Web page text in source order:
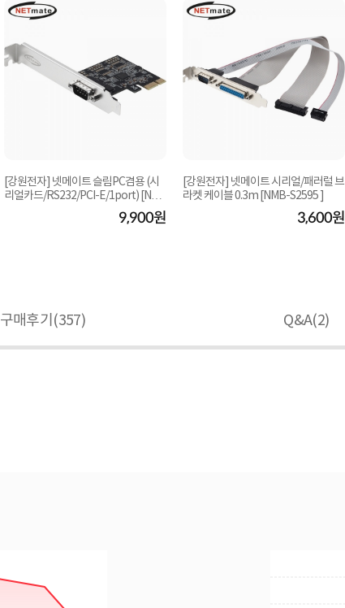
[강원전자] 넷메이트 슬림PC겸용 (시
리얼카드/RS232/PCI-E/1port) [NM-
9,900원
[강원전자] 넷메이트 시리얼/패러럴 브
라켓 케이블 0.3m [NMB-S2595 ]
3,600원
구매후기(357) Q&A(2)